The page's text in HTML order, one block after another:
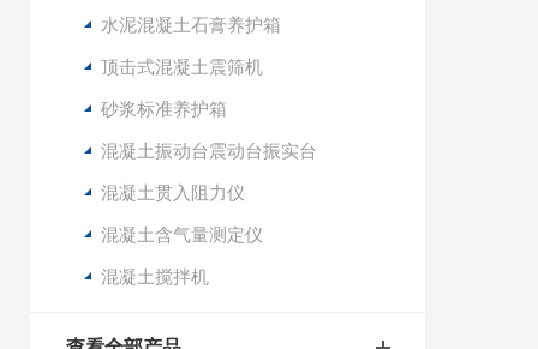
水泥混凝土石膏养护箱
顶击式混凝土震筛机
砂浆标准养护箱
混凝土振动台震动台振实台
混凝土贯入阻力仪
混凝土含气量测定仪
混凝土搅拌机